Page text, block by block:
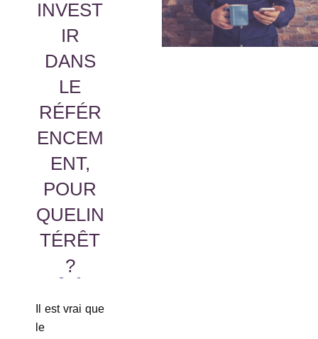
INVEST
IR
DANS
LE
RÉFÉR
ENCEM
ENT,
POUR
QUELIN
TÉRÊT
?
Il est vrai que
le